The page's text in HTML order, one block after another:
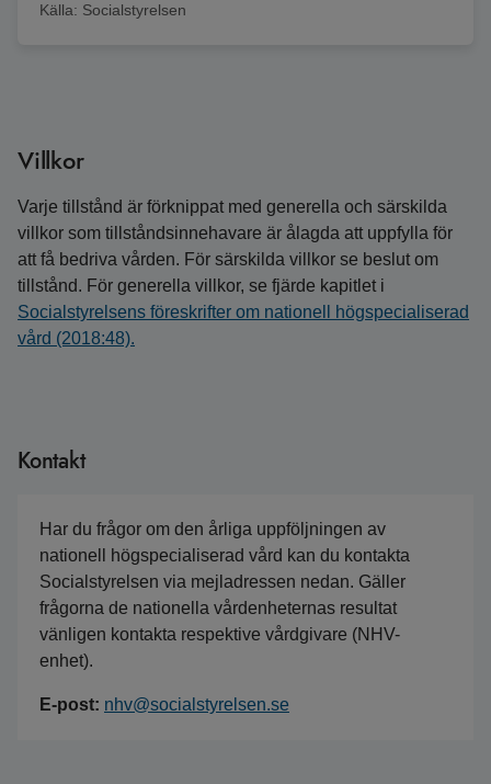
Källa: Socialstyrelsen
Villkor
Varje tillstånd är förknippat med generella och särskilda
villkor som tillståndsinnehavare är ålagda att uppfylla för
att få bedriva vården. För särskilda villkor se beslut om
tillstånd. För generella villkor, se fjärde kapitlet i
Socialstyrelsens föreskrifter om nationell högspecialiserad
vård (2018:48).
Kontakt
Har du frågor om den årliga uppföljningen av
nationell högspecialiserad vård kan du kontakta
Socialstyrelsen via mejladressen nedan. Gäller
frågorna de nationella vårdenheternas resultat
vänligen kontakta respektive vårdgivare (NHV-
enhet).
E-post: nhv@socialstyrelsen.se